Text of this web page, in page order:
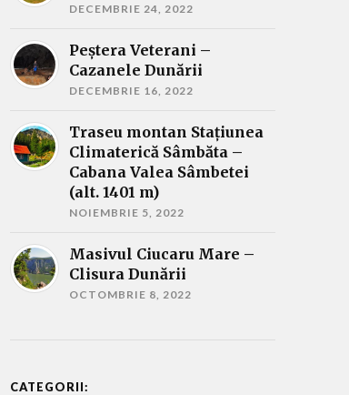
DECEMBRIE 24, 2022
Peştera Veterani –
Cazanele Dunării
DECEMBRIE 16, 2022
Traseu montan Stațiunea
Climaterică Sâmbăta –
Cabana Valea Sâmbetei
(alt. 1401 m)
NOIEMBRIE 5, 2022
Masivul Ciucaru Mare –
Clisura Dunării
OCTOMBRIE 8, 2022
CATEGORII: